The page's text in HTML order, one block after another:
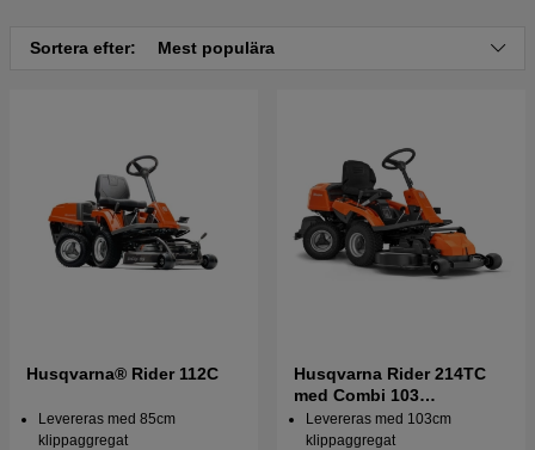
medan mindre tomter klarar sig utmärkt med tvåhjulsdrivna
Sortera efter: Mest populära
Husqvarna® Rider 112C
Levereras med 85cm
klippaggregat
Husqvarna Rider 214TC
med Combi 103
klippaggregat
Levereras med 103cm
klippaggregat